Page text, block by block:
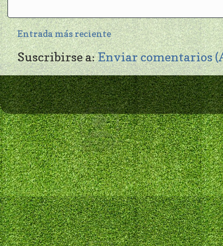
Entrada más reciente
Suscribirse a:Enviar comentarios